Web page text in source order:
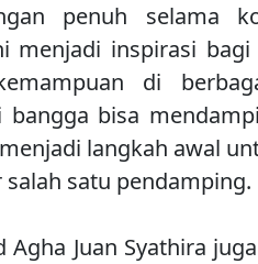
penuh selama
menjadi inspirasi
di
bangga bisa
langkah awal
satu pendamping.
Agha Juan Syathira